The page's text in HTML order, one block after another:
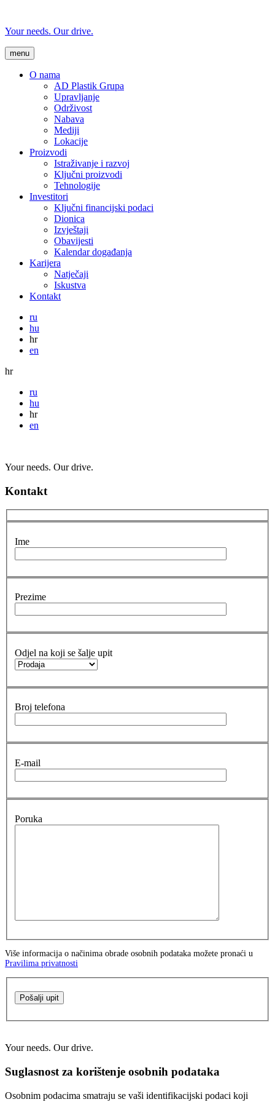
Your needs. Our drive.
menu
O nama
AD Plastik Grupa
Upravljanje
Održivost
Nabava
Mediji
Lokacije
Proizvodi
Istraživanje i razvoj
Ključni proizvodi
Tehnologije
Investitori
Ključni financijski podaci
Dionica
Izvještaji
Obavijesti
Kalendar događanja
Karijera
Natječaji
Iskustva
Kontakt
ru
hu
hr
en
hr
ru
hu
hr
en
Your needs. Our drive.
Kontakt
Ime
Prezime
Odjel na koji se šalje upit
Broj telefona
E-mail
Poruka
Više informacija o načinima obrade osobnih podataka možete pronaći u
Pravilima privatnosti
Pošalji upit
Your needs. Our drive.
Suglasnost za korištenje osobnih podataka
Osobnim podacima smatraju se vaši identifikacijski podaci koji